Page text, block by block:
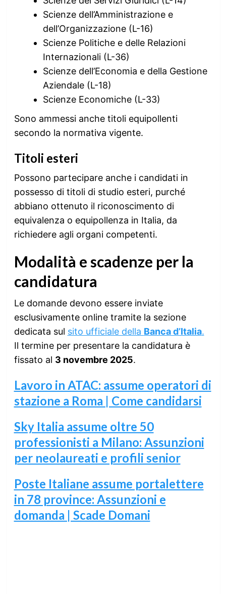
Scienze dell’Amministrazione e
dell’Organizzazione (L-16)
Scienze Politiche e delle Relazioni
Internazionali (L-36)
Scienze dell’Economia e della Gestione
Aziendale (L-18)
Scienze Economiche (L-33)
Sono ammessi anche titoli equipollenti
secondo la normativa vigente.
Titoli esteri
Possono partecipare anche i candidati in
possesso di titoli di studio esteri, purché
abbiano ottenuto il riconoscimento di
equivalenza o equipollenza in Italia, da
richiedere agli organi competenti.
Modalità e scadenze per la
candidatura
Le domande devono essere inviate
esclusivamente online tramite la sezione
dedicata sul sito ufficiale della Banca d’Italia.
Il termine per presentare la candidatura è
fissato al 3 novembre 2025.
Lavoro in ATAC: assume operatori di
stazione a Roma | Come candidarsi
Sky Italia assume oltre 50
professionisti a Milano: Assunzioni
per neolaureati e profili senior
Poste Italiane assume portalettere
in 78 province: Assunzioni e
domanda | Scade Domani